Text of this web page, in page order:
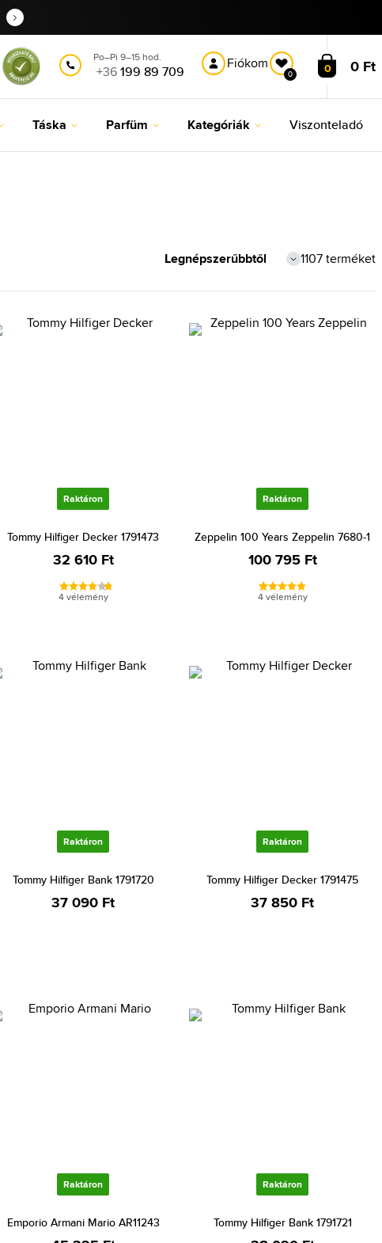
Po–Pi 9–15 hod.
+36199 89 709 Fiókom
0 0 0 Ft
Táska Parfüm Kategóriák Viszonteladó
1107 terméket
Raktáron
Tommy Hilfiger Decker 1791473
32 610 Ft
4 vélemény
Raktáron
Zeppelin 100 Years Zeppelin 7680-1
100 795 Ft
4 vélemény
Raktáron
Tommy Hilfiger Bank 1791720
37 090 Ft
Raktáron
Tommy Hilfiger Decker 1791475
37 850 Ft
Raktáron
Emporio Armani Mario AR11243
Raktáron
Tommy Hilfiger Bank 1791721